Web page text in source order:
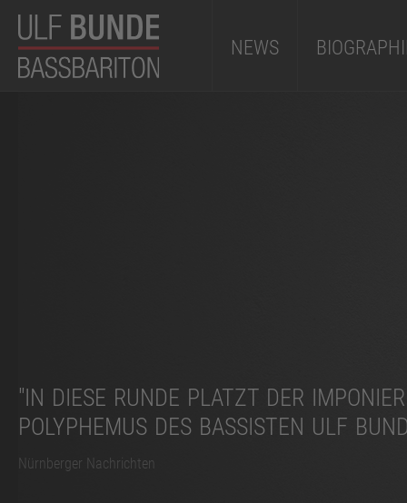
NEWS
"IN DIESE RUNDE PLATZT DER
POLYPHEMUS DES BASSISTEN ULF
Nürnberger Nachrichten